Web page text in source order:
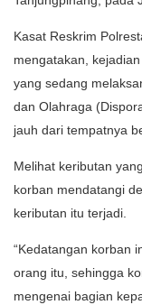
Kasat Reskrim
mengatakan,
yang sedang
dan Olahraga
jauh dari tempatnya
Melihat keributan
korban mendatangi
keributan itu terjadi.
“Kedatangan korban
orang itu, sehingga
mengenai bagian